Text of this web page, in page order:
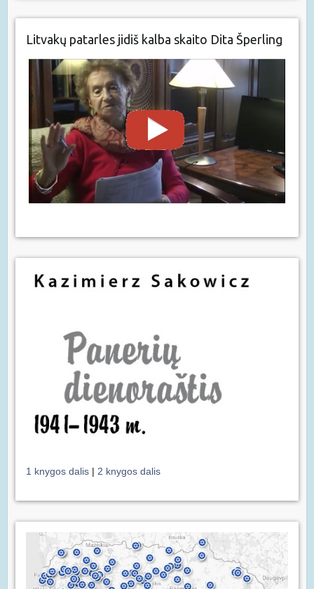
Litvakų patarles jidiš kalba skaito Dita Šperling
1 knygos dalis | 2 knygos dalis